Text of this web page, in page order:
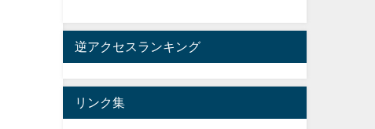
逆アクセスランキング
リンク集